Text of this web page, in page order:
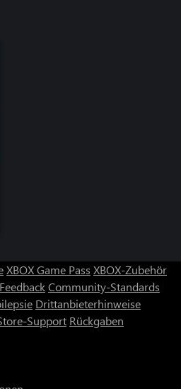
XBOX Game Pass XBOX-Zubehör
FeedbackCommunity-Standards
Drittanbieterhinweise
Support Rückgaben